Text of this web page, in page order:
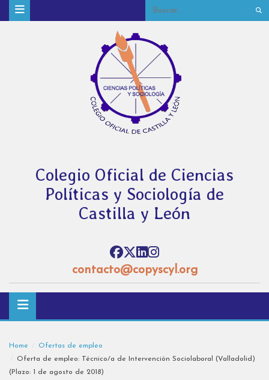
Colegio Oficial de Ciencias
Políticas y Sociología de
Castilla y León
contacto@copyscyl.org
Home
Ofertas de empleo
Oferta de empleo: Técnico/a de Intervención Sociolaboral (Valladolid)
(Plazo: 1 de agosto de 2018)